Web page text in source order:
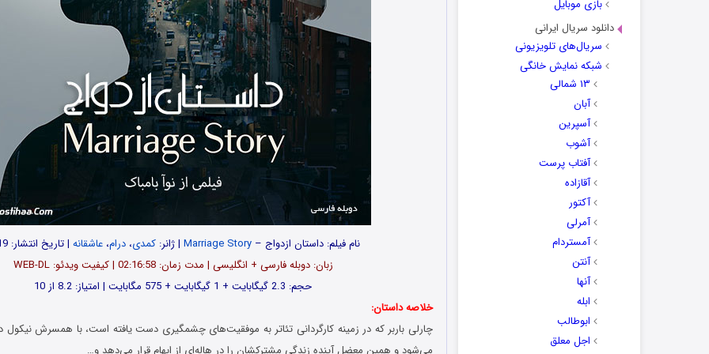
بازی موبایل
دانلود سریال ایرانی
سریال‌های تلویزیونی
شبکه نمایش خانگی
۱۳ شمالی
آبان
آسپرین
آشوب
آفتاب پرست
آقازاده
آکتور
آمرلی
آمستردام
آنتن
آنها
ابله
ابوطالب
اجل معلق
نام فیلم: داستان ازدواج – Marriage Story| ژانر: کمدی، درام، عاشقانه| تاریخ انتشار: 2019
زبان: دوبله فارسی + انگلیسی | مدت زمان: 02:16:58 | کیفیت ویدئو: WEB-DL
حجم: 2.3 گیگابایت + 1 گیگابایت + 575 مگابایت | امتیاز: 8.2 از 10
خلاصه داستان:
چارلی باربر که در زمینه کارگردانی تئاتر به موفقیت‌های چشمگیری دست یافته است، با همسرش نیکول
می‌شود و همین معضل آینده زندگی مشترکشان را در هاله‌ای از ابهام قرار می‌دهد و…